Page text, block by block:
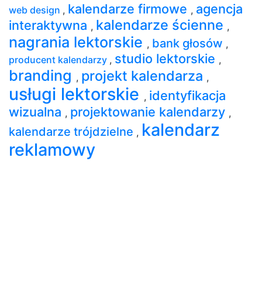
web design , kalendarze firmowe , agencja
interaktywna , kalendarze ścienne ,
nagrania lektorskie , bank głosów ,
producent kalendarzy , studio lektorskie ,
branding , projekt kalendarza ,
usługi lektorskie , identyfikacja
wizualna , projektowanie kalendarzy ,
kalendarze trójdzielne , kalendarz
reklamowy